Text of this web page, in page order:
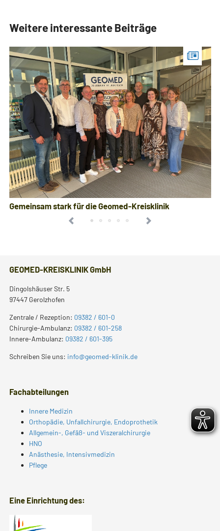
Weitere interessante Beiträge
Gemeinsam stark für die Geomed-Kreisklinik
GEOMED-KREISKLINIK GmbH
Dingolshäuser Str. 5
97447 Gerolzhofen
Zentrale / Rezeption: 09382 / 601-0
Chirurgie-Ambulanz: 09382 / 601-258
Innere-Ambulanz: 09382 / 601-395
Schreiben Sie uns: info@geomed-klinik.de
Fachabteilungen
Innere Medizin
Orthopädie, Unfallchirurgie, Endoprothetik
Allgemein-, Gefäß- und Viszeralchirurgie
HNO
Anästhesie, Intensivmedizin
Pflege
Eine Einrichtung des: